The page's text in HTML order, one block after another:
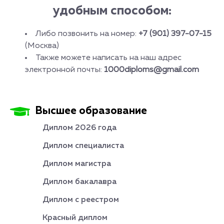
удобным способом:
Либо позвонить на номер: +7 (901) 397-07-15
(Москва)
Также можете написать на наш адрес
электронной почты: 1000diploms@gmail.com
Высшее образование
Диплом 2026 года
Диплом специалиста
Диплом магистра
Диплом бакалавра
Диплом с реестром
Красный диплом